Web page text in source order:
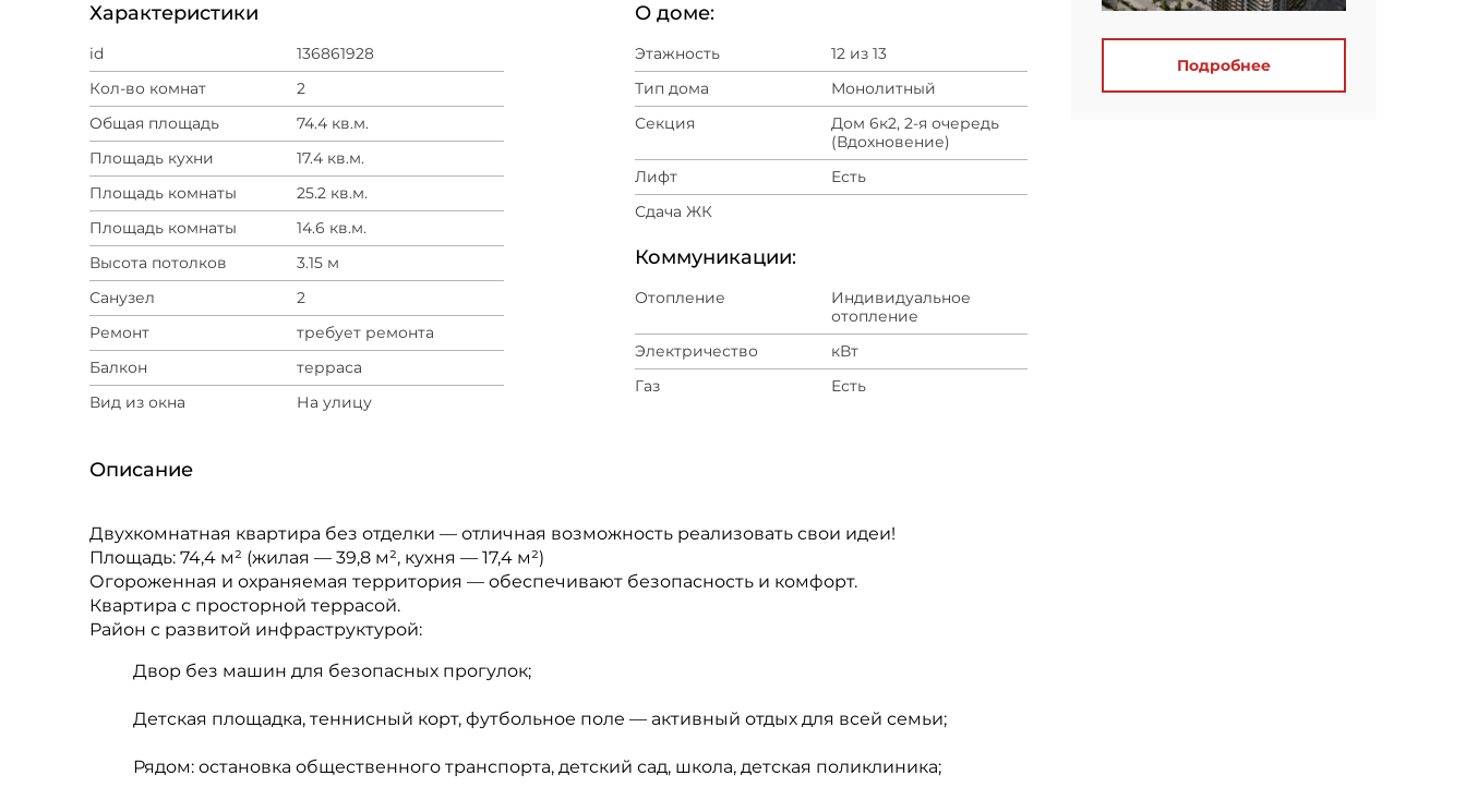
Подробнее
Характеристики
id
136861928
Кол-во комнат
2
Общая площадь
74.4 кв.м.
Площадь кухни
17.4 кв.м.
Площадь комнаты
25.2 кв.м.
Площадь комнаты
14.6 кв.м.
Высота потолков
3.15 м
Санузел
2
Ремонт
требует ремонта
Балкон
терраса
Вид из окна
На улицу
О доме:
Этажность
12 из 13
Тип дома
Монолитный
Секция
Дом 6к2, 2-я очередь
(Вдохновение)
Лифт
Есть
Сдача ЖК
Коммуникации:
Отопление
Индивидуальное
отопление
Электричество
кВт
Газ
Есть
Описание
Двухкомнатная квартира без отделки — отличная возможность реализовать свои идеи!
Площадь: 74,4 м² (жилая — 39,8 м², кухня — 17,4 м²)
Огороженная и охраняемая территория — обеспечивают безопасность и комфорт.
Квартира с просторной террасой.
Район с развитой инфраструктурой:
Двор без машин для безопасных прогулок;
Детская площадка, теннисный корт, футбольное поле — активный отдых для всей семьи;
Рядом: остановка общественного транспорта, детский сад, школа, детская поликлиника;